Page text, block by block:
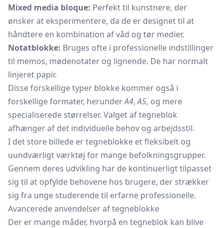
Mixed media bloque: Perfekt til kunstnere, der
ønsker at eksperimentere, da de er designet til at
håndtere en kombination af våd og tør medier.
Notatblokke: Bruges ofte i professionelle indstillinger
til memos, mødenotater og lignende. De har normalt
linjeret papir.
Disse forskellige typer blokke kommer også i
forskellige formater, herunderA4,A5, og mere
specialiserede størrelser. Valget af tegneblok
afhænger af det individuelle behov og arbejdsstil.
I det store billede er tegneblokke et fleksibelt og
uundværligt værktøj for mange befolkningsgrupper.
Gennem deres udvikling har de kontinuerligt tilpasset
sig til at opfylde behovene hos brugere, der strækker
sig fra unge studerende til erfarne professionelle.
Avancerede anvendelser af tegneblokke
Der er mange måder, hvorpå en tegneblok kan blive